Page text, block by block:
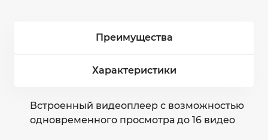
Преимущества
Характеристики
Встроенный видеоплеер с возможностью
одновременного просмотра до 16 видео